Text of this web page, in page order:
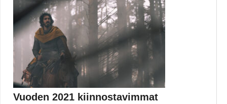
Erilaisia Star Wars -aiheisia fanituotteita on nähty
vuosikymmenten...
Dwayne Johnson
Vuoden 2021 kiinnostavimmat